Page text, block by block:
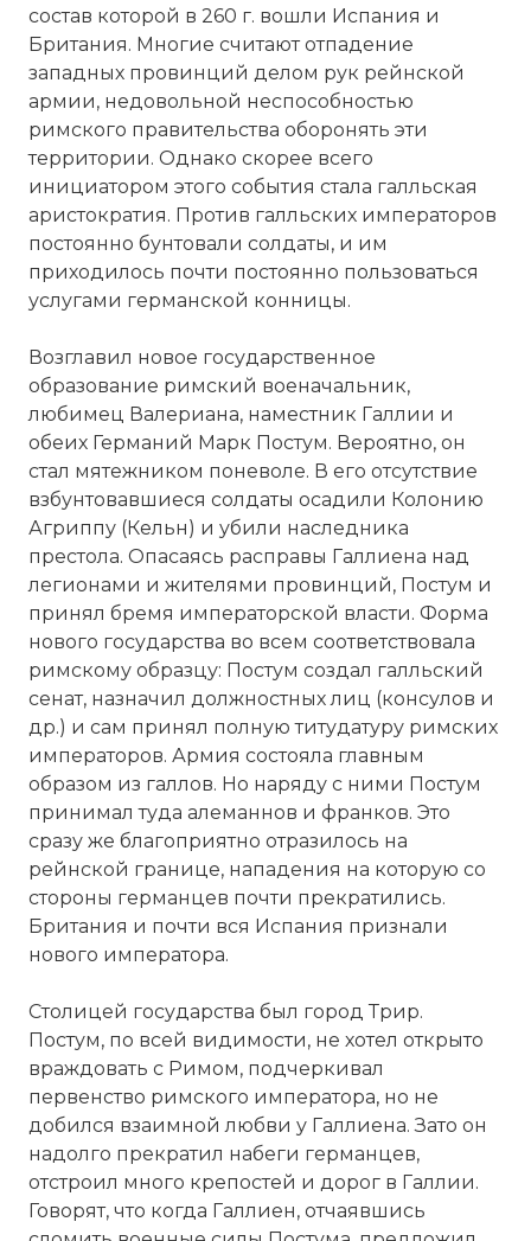
состав которой в 260 г. вошли Испания и
Британия. Многие считают отпадение
западных провинций делом рук рейнской
армии, недовольной неспособностью
римского правительства оборонять эти
территории. Однако скорее всего
инициатором этого события стала галльская
аристократия. Против галльских императоров
постоянно бунтовали солдаты, и им
приходилось почти постоянно пользоваться
услугами германской конницы.
Возглавил новое государственное
образование римский военачальник,
любимец Валериана, наместник Галлии и
обеих Германий Марк Постум. Вероятно, он
стал мятежником поневоле. В его отсутствие
взбунтовавшиеся солдаты осадили Колонию
Агриппу (Кельн) и убили наследника
престола. Опасаясь расправы Галлиена над
легионами и жителями провинций, Постум и
принял бремя императорской власти. Форма
нового государства во всем соответствовала
римскому образцу: Постум создал галльский
сенат, назначил должностных лиц (консулов и
др.) и сам принял полную титудатуру римских
императоров. Армия состояла главным
образом из галлов. Но наряду с ними Постум
принимал туда алеманнов и франков. Это
сразу же благоприятно отразилось на
рейнской границе, нападения на которую со
стороны германцев почти прекратились.
Британия и почти вся Испания признали
нового императора.
Столицей государства был город Трир.
Постум, по всей видимости, не хотел открыто
враждовать с Римом, подчеркивал
первенство римского императора, но не
добился взаимной любви у Галлиена. Зато он
надолго прекратил набеги германцев,
отстроил много крепостей и дорог в Галлии.
Говорят, что когда Галлиен, отчаявшись